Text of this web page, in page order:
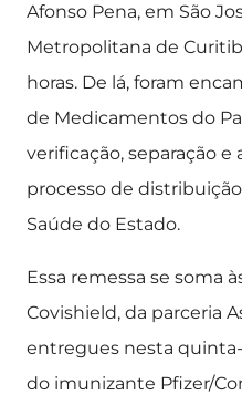
Afonso Pena, em São
Metropolitana de
horas. De lá, foram
de Medicamentos do
verificação, separação
processo de
Saúde do Estado.
Essa remessa se soma
Covishield, da parceria
entregues nesta quinta-
do imunizante Pfizer/